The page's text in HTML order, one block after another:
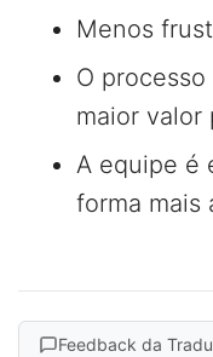
Menos
O
maior valor
A equipe é
forma mais
Feedback da